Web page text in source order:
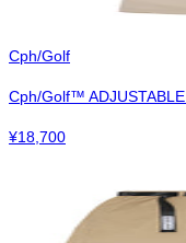
Cph/Golf
Cph/Golf™︎
¥18,700